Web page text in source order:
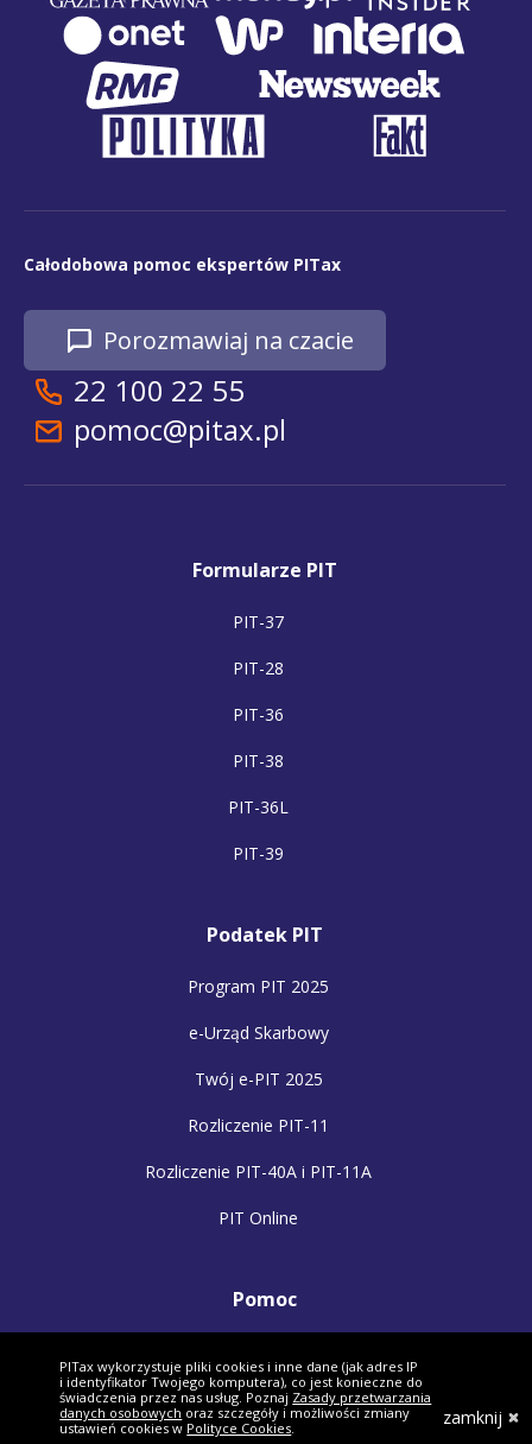
Całodobowa pomoc ekspertów PITax
Porozmawiaj na czacie
22 100 22 55
pomoc@pitax.pl
Formularze PIT
PIT-37
PIT-28
PIT-36
PIT-38
PIT-36L
PIT-39
Podatek PIT
Program PIT 2025
e-Urząd Skarbowy
Twój e-PIT 2025
Rozliczenie PIT-11
Rozliczenie PIT-40A i PIT-11A
PIT Online
Pomoc
Asystent rozliczenia
PITax wykorzystuje pliki cookies i inne dane (jak adres IP
i identyfikator Twojego komputera), co jest konieczne do
świadczenia przez nas usług. Poznaj Zasady przetwarzania
danych osobowych oraz szczegóły i możliwości zmiany
ustawień cookies w Polityce Cookies. zamknij